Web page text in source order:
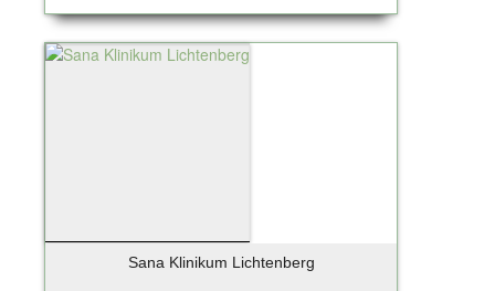
Sana Klinikum Lichtenberg